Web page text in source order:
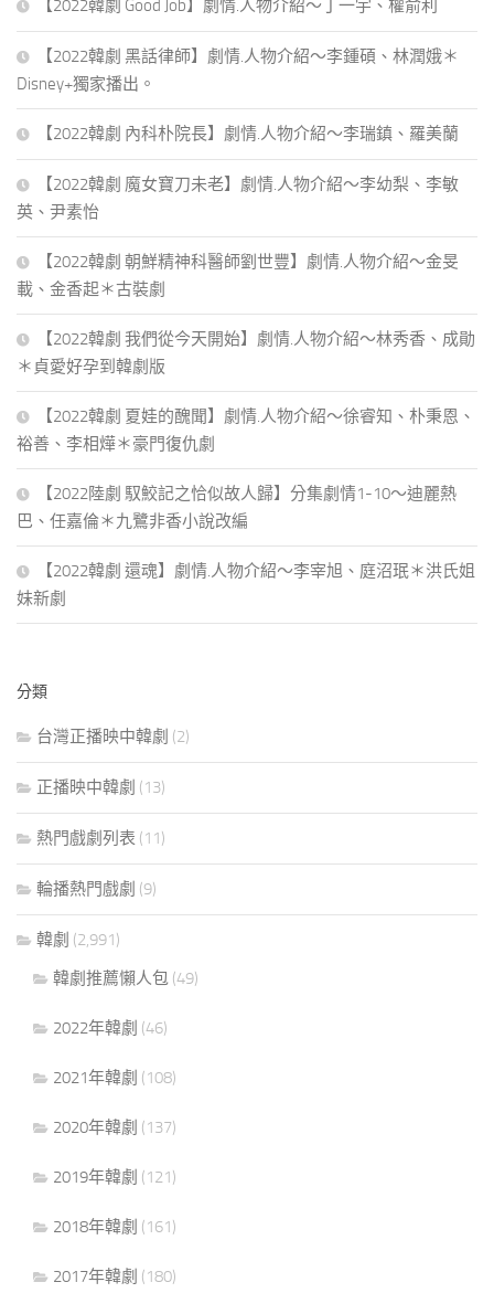
【2022韓劇 Good Job】劇情.人物介紹～丁一宇、權俞利
【2022韓劇 黑話律師】劇情.人物介紹～李鍾碩、林潤娥＊
Disney+獨家播出。
【2022韓劇 內科朴院長】劇情.人物介紹～李瑞鎮、羅美蘭
【2022韓劇 魔女寶刀未老】劇情.人物介紹～李幼梨、李敏
英、尹素怡
【2022韓劇 朝鮮精神科醫師劉世豐】劇情.人物介紹～金旻
載、金香起＊古裝劇
【2022韓劇 我們從今天開始】劇情.人物介紹～林秀香、成勛
＊貞愛好孕到韓劇版
【2022韓劇 夏娃的醜聞】劇情.人物介紹～徐睿知、朴秉恩、
裕善、李相燁＊豪門復仇劇
【2022陸劇 馭鮫記之恰似故人歸】分集劇情1-10～迪麗熱
巴、任嘉倫＊九鷺非香小說改編
【2022韓劇 還魂】劇情.人物介紹～李宰旭、庭沼珉＊洪氏姐
妹新劇
分類
台灣正播映中韓劇 (2)
正播映中韓劇 (13)
熱門戲劇列表 (11)
輪播熱門戲劇 (9)
韓劇 (2,991)
韓劇推薦懶人包 (49)
2022年韓劇 (46)
2021年韓劇 (108)
2020年韓劇 (137)
2019年韓劇 (121)
2018年韓劇 (161)
2017年韓劇 (180)